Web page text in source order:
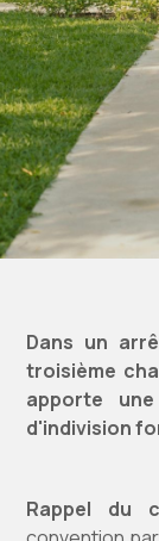
Dans un
troisième
apporte
d'indivision
Rappel du